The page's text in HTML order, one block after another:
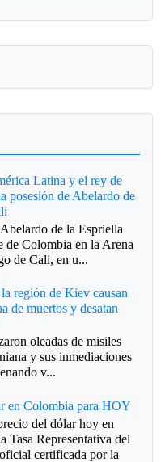
Latina y el rey de
posesión de Abelardo de
de la Espriella
de Colombia en la Arena
de Cali, en u...
región de Kiev causan
de muertos y desatan
oleadas de misiles
y sus inmediaciones
v...
en Colombia para HOY
del dólar hoy en
Tasa Representativa del
certificada por la